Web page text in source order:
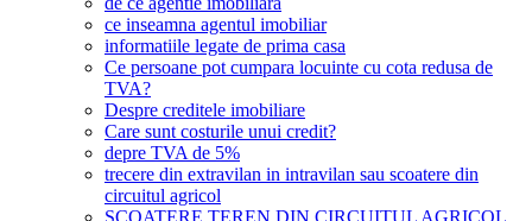
ce inseamna agentul imobiliar
informatiile legate de prima casa
Ce persoane pot cumpara locuinte cu cota redusa de
TVA?
Despre creditele imobiliare
Care sunt costurile unui credit?
depre TVA de 5%
trecere din extravilan in intravilan sau scoatere din
circuitul agricol